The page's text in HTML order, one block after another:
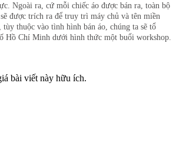
Ngoài ra, cứ mỗi chiếc áo được bán ra, toàn bộ
được trích ra để truy trì máy chủ và tên miền
tùy thuộc vào tình hình bán áo, chúng ta sẽ tổ
Hồ Chí Minh dưới hình thức một buổi workshop.
bài viết này hữu ích.